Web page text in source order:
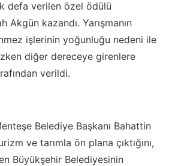
defa verilen özel ödülü
Akgün kazandı. Yarışmanın
işlerinin yoğunluğu nedeni ile
diğer dereceye girenlere
verildi.
Belediye Başkanı Bahattin
ve tarımla ön plana çıktığını,
Büyükşehir Belediyesinin